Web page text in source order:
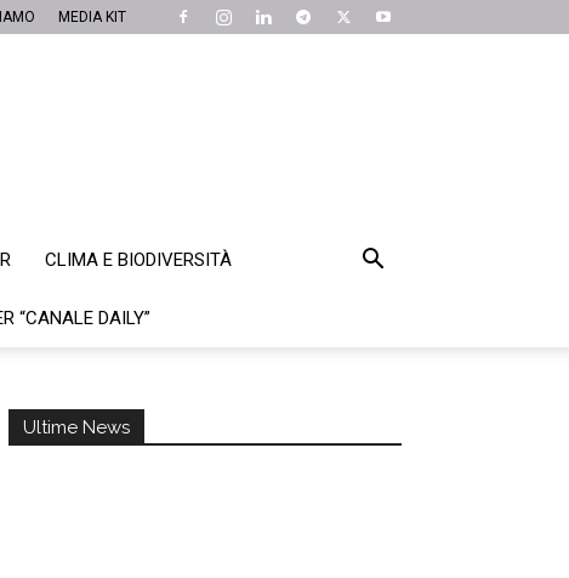
MEDIA KIT
CLIMA E BIODIVERSITÀ
“CANALE DAILY”
Ultime News